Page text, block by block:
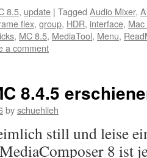
8.5, update | Tagged Audio Mixer,
flex, group, HDR, interface,
, MC 8.5, MediaTool, Menu,
a comment
8.4.5
byschuehlieh
still und leise
8 ist